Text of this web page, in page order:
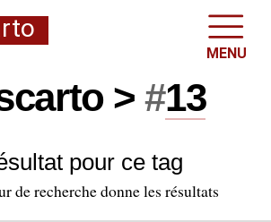
MENU
>#13
pour ce tag
de recherche donne les résultats